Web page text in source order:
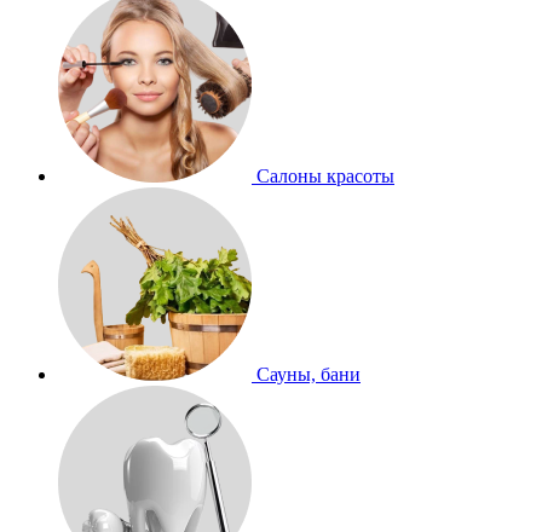
Салоны красоты
Сауны, бани